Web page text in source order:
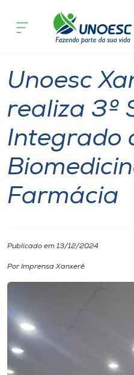
Cursos
Atendimento ao
Portal de Ensino
Internacionalização
Diplomados
Cultura
Notícia de evento
Unoesc
realiza 3º
Integrado
Farmácia
Publicado em 13/12/2024
Por Imprensa Xanxerê